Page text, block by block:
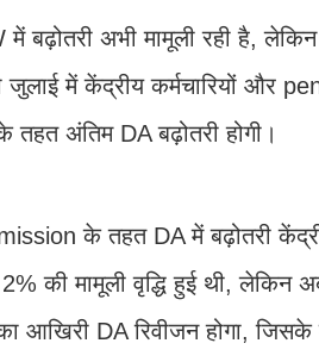
में बढ़ोतरी अभी मामूली रही है,
जुलाई में केंद्रीय कर्मचारियों
अंतिम DA बढ़ोतरी होगी।
के तहत DA में बढ़ोतरी
की मामूली वृद्धि हुई थी, लेकिन
आखिरी DA रिवीजन होगा,